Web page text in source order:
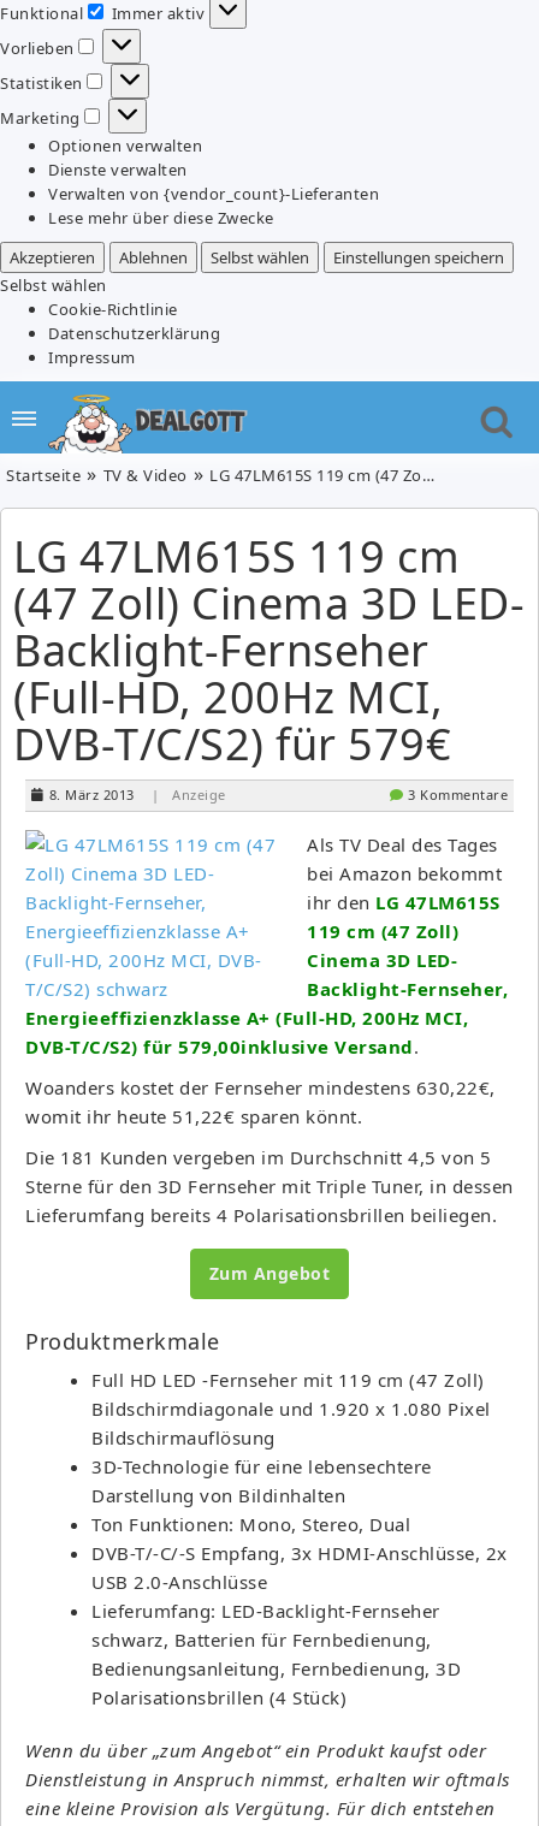
Funktional
Funktional
Immer aktiv
Vorlieben
Vorlieben
Statistiken
Statistiken
Marketing
Marketing
Optionen verwalten
Dienste verwalten
Verwalten von {vendor_count}-Lieferanten
Lese mehr über diese Zwecke
Akzeptieren
Ablehnen Selbst wählen
Einstellungen speichern
Selbst wählen
Cookie-Richtlinie
Datenschutzerklärung
Impressum
Startseite TV & Video LG 47LM615S 119 cm (47 Zoll) Cinema 3D LED-Backlight-Fernseher (Full-HD, 200Hz MCI, DVB-T/C/S2) für 579€
LG 47LM615S 119 cm
(47 Zoll) Cinema 3D LED-
Backlight-Fernseher
(Full-HD, 200Hz MCI,
DVB-T/C/S2) für 579€
8. März 2013 | Anzeige 3 Kommentare
Als TV Deal des Tages
bei Amazon bekommt
ihr den LG 47LM615S
119 cm (47 Zoll)
Cinema 3D LED-
Backlight-Fernseher,
Energieeffizienzklasse A+ (Full-HD, 200Hz MCI,
DVB-T/C/S2) für 579,00inklusive Versand.
Woanders kostet der Fernseher mindestens 630,22€,
womit ihr heute 51,22€ sparen könnt.
Die 181 Kunden vergeben im Durchschnitt 4,5 von 5
Sterne für den 3D Fernseher mit Triple Tuner, in dessen
Lieferumfang bereits 4 Polarisationsbrillen beiliegen.
Zum Angebot
Produktmerkmale
Full HD LED -Fernseher mit 119 cm (47 Zoll)
Bildschirmdiagonale und 1.920 x 1.080 Pixel
Bildschirmauflösung
3D-Technologie für eine lebensechtere
Darstellung von Bildinhalten
Ton Funktionen: Mono, Stereo, Dual
DVB-T/-C/-S Empfang, 3x HDMI-Anschlüsse, 2x
USB 2.0-Anschlüsse
Lieferumfang: LED-Backlight-Fernseher
schwarz, Batterien für Fernbedienung,
Bedienungsanleitung, Fernbedienung, 3D
Polarisationsbrillen (4 Stück)
Wenn du über „zum Angebot“ ein Produkt kaufst oder
Dienstleistung in Anspruch nimmst, erhalten wir oftmals
eine kleine Provision als Vergütung. Für dich entstehen